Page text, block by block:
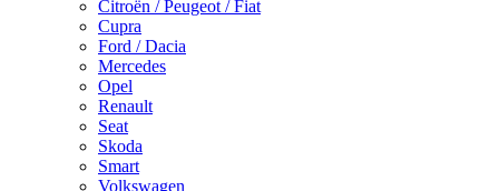
Citroën / Peugeot / Fiat
Cupra
Ford / Dacia
Mercedes
Opel
Renault
Seat
Skoda
Smart
Volkswagen